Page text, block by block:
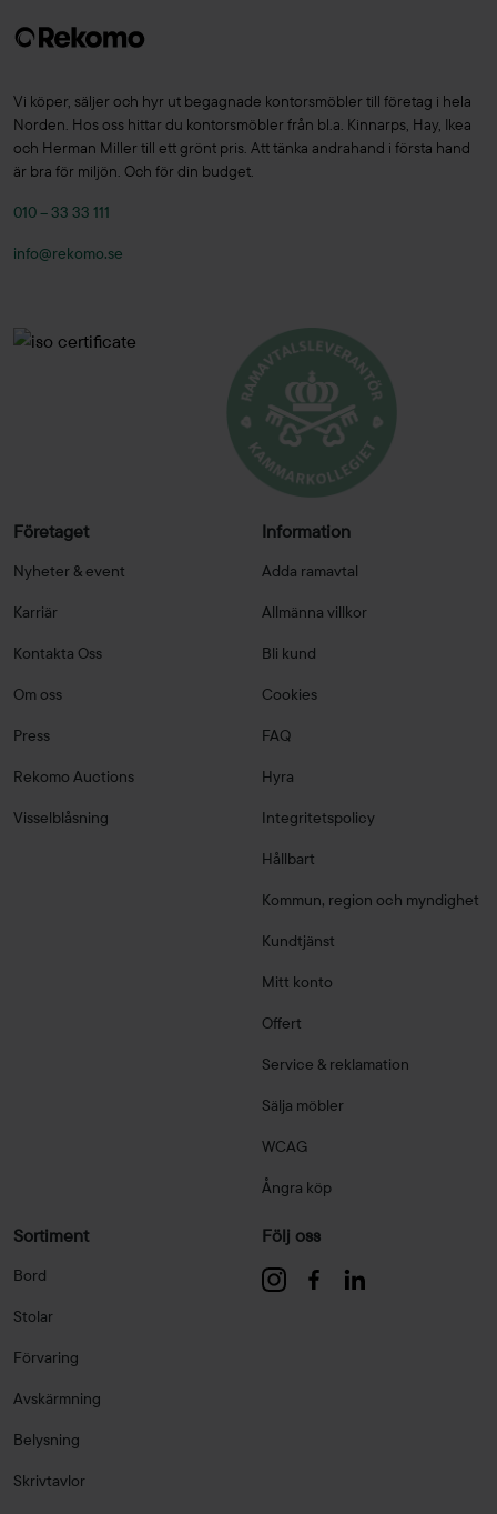
Vi köper, säljer och hyr ut begagnade kontorsmöbler till företag i hela
Norden. Hos oss hittar du kontorsmöbler från bl.a. Kinnarps, Hay, Ikea
och Herman Miller till ett grönt pris. Att tänka andrahand i första hand
är bra för miljön. Och för din budget.
010 – 33 33 111
info@rekomo.se
Företaget
Nyheter & event
Karriär
Kontakta Oss
Om oss
Press
Rekomo Auctions
Visselblåsning
Information
Adda ramavtal
Allmänna villkor
Bli kund
Cookies
FAQ
Hyra
Integritetspolicy
Hållbart
Kommun, region och myndighet
Kundtjänst
Mitt konto
Offert
Service & reklamation
Sälja möbler
WCAG
Ångra köp
Sortiment
Bord
Stolar
Förvaring
Avskärmning
Belysning
Skrivtavlor
Följ oss